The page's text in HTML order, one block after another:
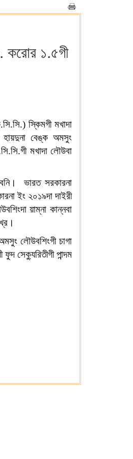
করোর ১.৫গী
স্কিমগী মখাদা
হায়দুনা বেঙ্ক অমসুং
মখাদা লৌউবা
ভারত সরকারনা
ইং ২০১৯দা দাইরী
য়াম্না কান্নবা
লৌউবশিংগী চাগা
সেক্যুরিতীগী পান্দম